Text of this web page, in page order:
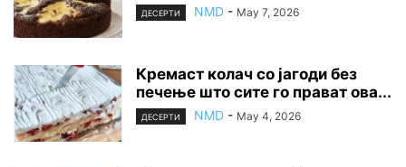
ДЕСЕРТИ NMD - May 7, 2026
Кремаст колач со јагоди без
печење што сите го прават ова...
ДЕСЕРТИ NMD - May 4, 2026